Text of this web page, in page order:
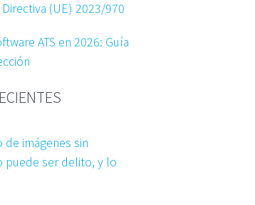
(UE) 2023/970
ATS en 2026: Guía
de imágenes sin
puede ser delito, y lo